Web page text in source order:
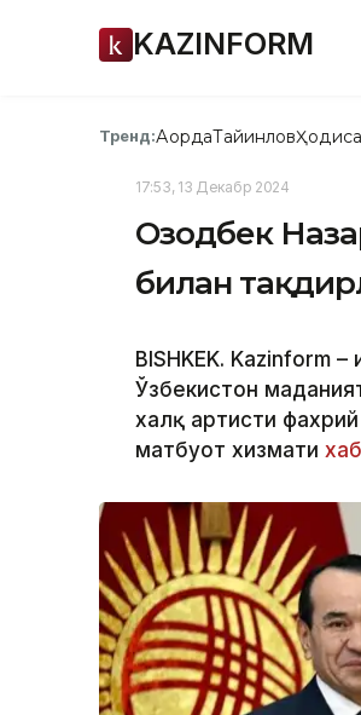
KAZINFORM
Тренд:АқордаТайинловҲодиса
17:53, 13 Декабр 2024
Озодбек
билан
BISHKEK. Kazinform
Ўзбекистон
халқ артисти
матбуот хизмати